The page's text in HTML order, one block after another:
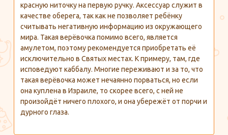
красную ниточку на первую ручку. Аксессуар служит в
качестве оберега, так как не позволяет ребёнку
считывать негативную информацию из окружающего
мира. Такая верёвочка помимо всего, является
амулетом, поэтому рекомендуется приобретать её
исключительно в Святых местах. К примеру, там, где
исповедуют каббалу. Многие переживают и за то, что
такая верёвочка может нечаянно порваться, но если
она куплена в Израиле, то скорее всего, с ней не
произойдёт ничего плохого, и она убережёт от порчи и
дурного глаза.